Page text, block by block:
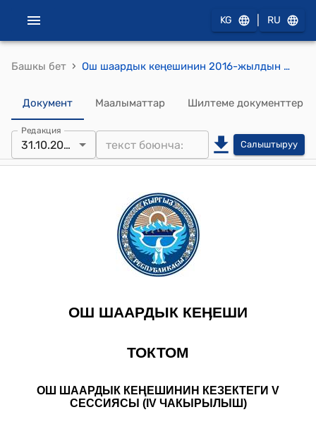
KG RU
Башкы бет › Ош шаардык кеңешинин 2016-жылдын 31-октябрындагы № 42 "Ош шаарынын аймагында жайгашкан кээ бир жер тилкелеринин максаттык багытын өзгөртүүгө макулдук берүү жөнүндө" токтому
Документ Маалыматтар Шилтеме документтер
Редакция
31.10.2016 Салыштыруу